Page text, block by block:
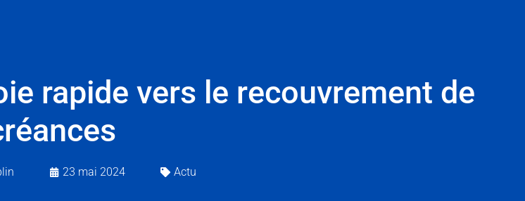
rapide vers le recouvrement de
23 mai 2024 Actu